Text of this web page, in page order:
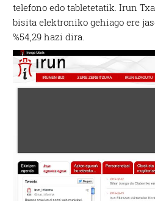
telefono edo tabletetatik. Irun
bisita elektroniko gehiago ere
%54,29 hazi dira.